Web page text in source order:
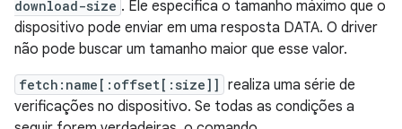
download-size . Ele especifica o tamanho máximo que o
dispositivo pode enviar em uma resposta DATA. O driver
não pode buscar um tamanho maior que esse valor.
fetch:name[:offset[:size]] realiza uma série de
verificações no dispositivo. Se todas as condições a